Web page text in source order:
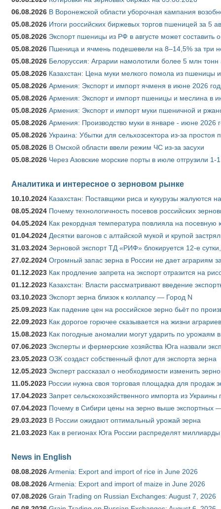
06.08.2026 В Воронежской области уборочная кампания
05.08.2026 Итоги российских биржевых торгов пшеницей за 5
05.08.2026 Экспорт пшеницы из РФ в августе может составить
05.08.2026 Пшеница и ячмень подешевели на 8–14,5% за три
05.08.2026 Белоруссия: Аграрии намолотили более 5 млн тонн
05.08.2026 Казахстан: Цена муки мелкого помола из пшеницы
05.08.2026 Армения: Экспорт и импорт ячменя в июне 2026
05.08.2026 Армения: Экспорт и импорт пшеницы и меслина в
05.08.2026 Армения: Экспорт и импорт муки пшеничной и
05.08.2026 Армения: Производство муки в январе - июне 2026
05.08.2026 Украина: Убытки для сельхозсектора из-за простоя
05.08.2026 В Омской области ввели режим ЧС из-за засухи
05.08.2026 Через Азовские морские порты в июле отгрузили
Аналитика и интересное о зерновом рынке
10.10.2024 Казахстан: Поставщики риса и кукурузы жалуются
08.05.2024 Почему технологичность посевов российских
04.05.2024 Как рекордная температура повлияла на
01.04.2024 Десятки вагонов с алтайской мукой и крупой
31.03.2024 Зерновой экспорт ТД «РИФ» блокируется 12-е
27.02.2024 Огромный запас зерна в России не дает аграриям
01.12.2023 Как продление запрета на экспорт отразится на
01.12.2023 Казахстан: Власти рассматривают введение
03.10.2023 Экспорт зерна близок к коллапсу — Город N
25.09.2023 Как падение цен на российское зерно бьёт по
22.09.2023 Как дорогое горючее сказывается на жизни аграриев
15.08.2023 Как погодные аномалии могут ударить по урожаям
07.06.2023 Эксперты и фермерские хозяйства Юга назвали
23.05.2023 ОЗК создаст собственный флот для экспорта зерна
12.05.2023 Эксперт рассказал о необходимости изменить
11.05.2023 России нужна своя торговая площадка для продаж
17.04.2023 Запрет сельскохозяйственного импорта из
07.04.2023 Почему в Сибири цены на зерно выше экспортных
29.03.2023 В России ожидают оптимальный урожай зерна
21.03.2023 Как в регионах Юга России распределят
News in English
08.08.2026Armenia: Export and import of rice in June 2026
08.08.2026Armenia: Export and import of maize in June 2026
07.08.2026 Grain Trading on Russian Exchanges: August 7, 2026